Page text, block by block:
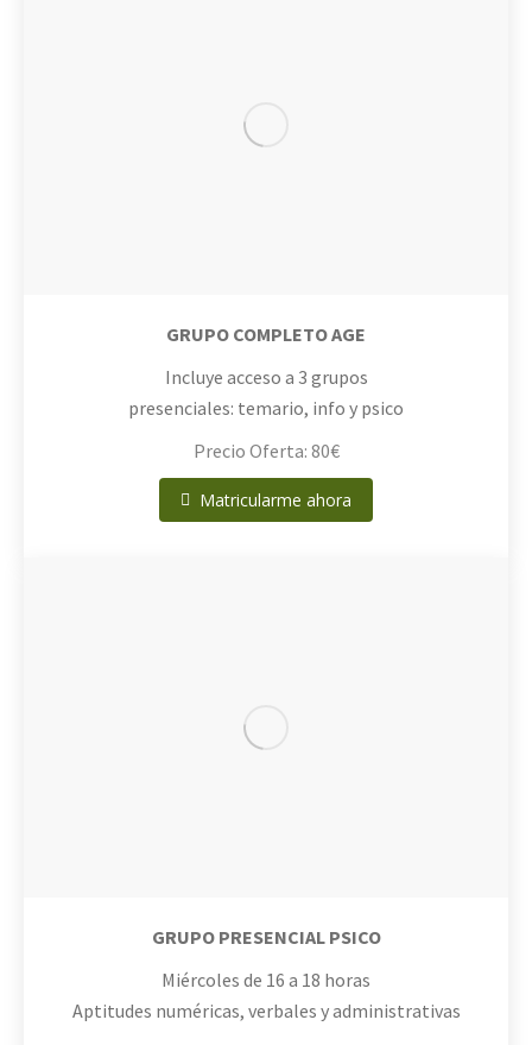
GRUPO COMPLETO AGE
Incluye acceso a 3 grupos
presenciales: temario, info y psico
Precio Oferta: 80€
Matricularme ahora
GRUPO PRESENCIAL PSICO
Miércoles de 16 a 18 horas
Aptitudes numéricas, verbales y administrativas